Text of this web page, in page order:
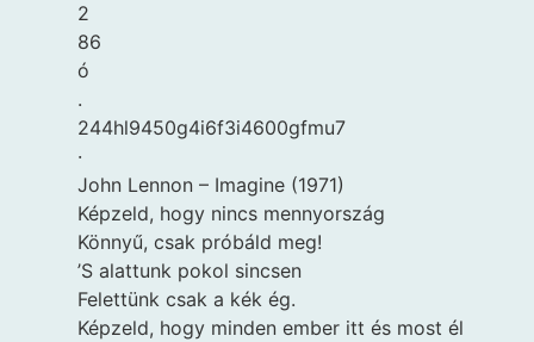
2
86
ó
.
244hl9450g4i6f3i4600gfmu7
·
John Lennon – Imagine (1971)
Képzeld, hogy nincs mennyország
Könnyű, csak próbáld meg!
’S alattunk pokol sincsen
Felettünk csak a kék ég.
Képzeld, hogy minden ember itt és most él